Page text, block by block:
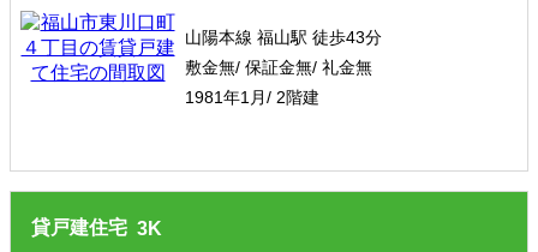
山陽本線 福山駅 徒歩43分
敷金無/ 保証金無/ 礼金無
1981年1月/ 2階建
貸戸建住宅 3K